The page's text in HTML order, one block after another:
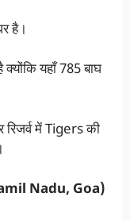
है।
यहाँ 785 बाघ
में Tigers की
Nadu, Goa)